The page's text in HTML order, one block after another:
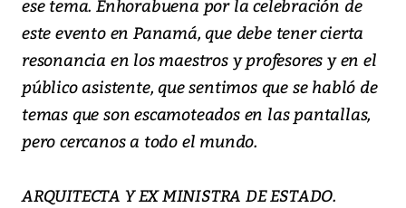
ese tema. Enhorabuena por la celebración de
este evento en Panamá, que debe tener cierta
resonancia en los maestros y profesores y en el
público asistente, que sentimos que se habló de
temas que son escamoteados en las pantallas,
pero cercanos a todo el mundo.
ARQUITECTA Y EX MINISTRA DE ESTADO.